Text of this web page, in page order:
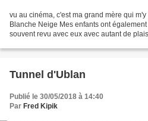
vu au cinéma, c'est ma grand mère qui
Blanche Neige Mes enfants ont
souvent revu avec eux avec autant de
Tunnel d'Ublan
Publié le 30/05/2018 à 14:40
Par Fred Kipik